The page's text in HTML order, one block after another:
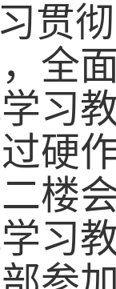
贯
全
习
硬
楼
习